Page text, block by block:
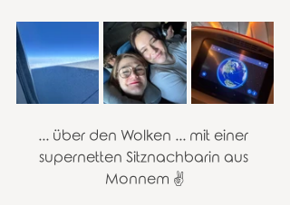
... über den Wolken ... mit einer
supernetten Sitznachbarin aus
Monnem ✌️